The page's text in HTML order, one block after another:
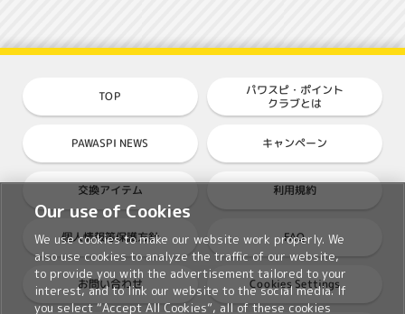
TOP パワスピ・ポイント
クラブとは
PAWASPI NEWS キャンペーン
交換アイテム 利用規約
個人情報等保護方針 FAQ
お問い合わせ Cookies Settings
Our use of Cookies
We use cookies to make our website work properly. We
also use cookies to analyze the traffic of our website,
to provide you with the advertisement tailored to your
interest, and to link our website to the social media. If
you select “Accept All Cookies”, all of these cookies